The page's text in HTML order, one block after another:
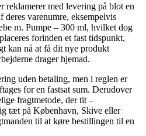
reklamerer med levering på blot en
deres varenumre, eksempelvis
m. Pumpe – 300 ml, hvilket dog
forinden et fast tidspunkt,
kan nå at få dit nye produkt
drager hjemad.
uden betaling, men i reglen er
for en fastsat sum. Derudover
fragtmetode, der tit –
tæt på København, Skive eller
til at køre bestillingen til en